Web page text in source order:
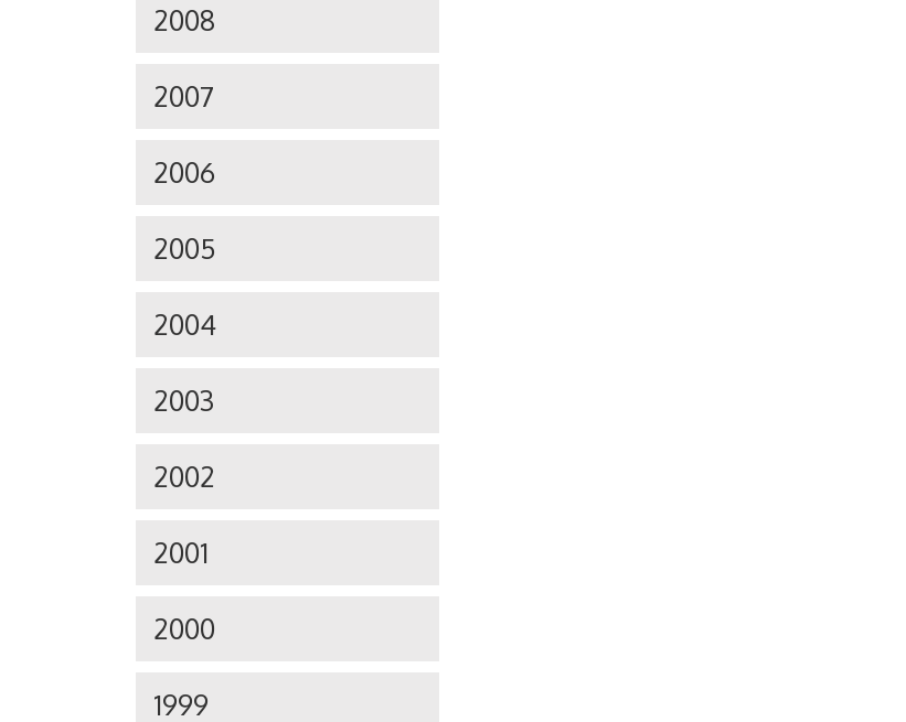
2008
2007
2006
2005
2004
2003
2002
2001
2000
1999